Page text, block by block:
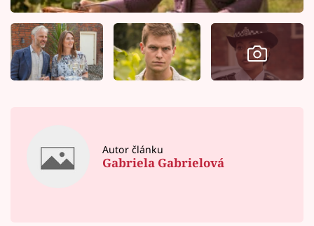
Autor článku
Gabriela Gabrielová